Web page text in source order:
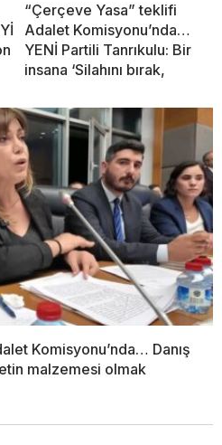
“Çerçeve Yasa” teklifi
Adalet Komisyonu’nda…
YENİ Partili Tanrıkulu: Bir
insana ‘Silahını bırak,
Komisyonu’nda… Danış
malzemesi olmak